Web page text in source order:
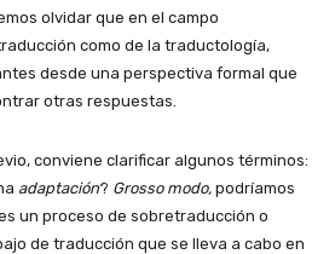
olvidar que en el campo
como de la traductología,
desde una perspectiva formal que
otras respuestas.
conviene clarificar algunos términos:
adaptación? Grosso modo, podríamos
un proceso de sobretraducción o
de traducción que se lleva a cabo en